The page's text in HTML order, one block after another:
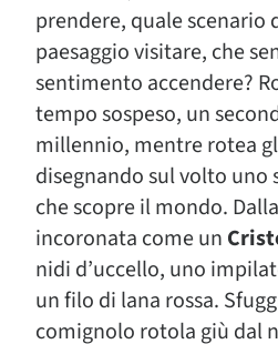
prendere, quale scenario
paesaggio visitare, che
sentimento accendere?
tempo sospeso, un
millennio, mentre rotea
disegnando sul volto
che scopre il mondo.
incoronata come un
nidi d’uccello, uno
un filo di lana rossa.
comignolo rotola giù dal